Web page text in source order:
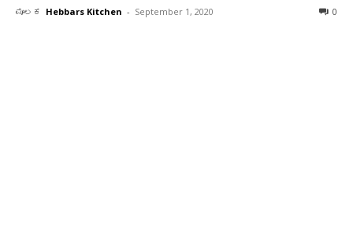
ಮೂಲಕ Hebbars Kitchen - September 1, 2020 0